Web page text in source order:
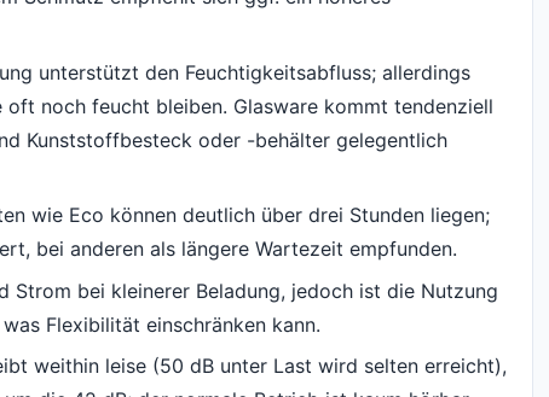
unterstützt den Feuchtigkeitsabfluss; allerdings
noch feucht bleiben. Glasware kommt tendenziell
Kunststoffbesteck oder -behälter gelegentlich
wie Eco können deutlich über drei Stunden liegen;
bei anderen als längere Wartezeit empfunden.
Strom bei kleinerer Beladung, jedoch ist die Nutzung
Flexibilität einschränken kann.
weithin leise (50 dB unter Last wird selten erreicht),